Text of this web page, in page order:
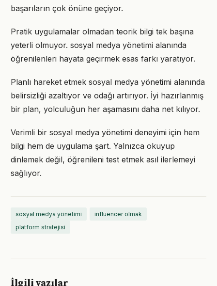
başarıların çok önüne geçiyor.
Pratik uygulamalar olmadan teorik bilgi tek başına
yeterli olmuyor. sosyal medya yönetimi alanında
öğrenilenleri hayata geçirmek esas farkı yaratıyor.
Planlı hareket etmek sosyal medya yönetimi alanında
belirsizliği azaltıyor ve odağı artırıyor. İyi hazırlanmış
bir plan, yolculuğun her aşamasını daha net kılıyor.
Verimli bir sosyal medya yönetimi deneyimi için hem
bilgi hem de uygulama şart. Yalnızca okuyup
dinlemek değil, öğrenileni test etmek asıl ilerlemeyi
sağlıyor.
sosyal medya yönetimi
influencer olmak
platform stratejisi
İlgili yazılar